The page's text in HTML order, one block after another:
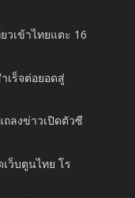
วเข้าไทยแตะ 16
เร็จต่อยอดสู่
ถลงข่าวเปิดตัวซี
เว็บตูนไทย โร